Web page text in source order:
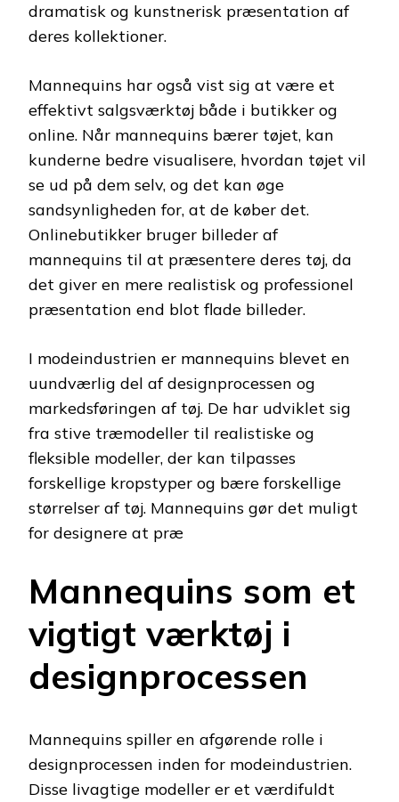
dramatisk og kunstnerisk præsentation af
deres kollektioner.
Mannequins har også vist sig at være et
effektivt salgsværktøj både i butikker og
online. Når mannequins bærer tøjet, kan
kunderne bedre visualisere, hvordan tøjet vil
se ud på dem selv, og det kan øge
sandsynligheden for, at de køber det.
Onlinebutikker bruger billeder af
mannequins til at præsentere deres tøj, da
det giver en mere realistisk og professionel
præsentation end blot flade billeder.
I modeindustrien er mannequins blevet en
uundværlig del af designprocessen og
markedsføringen af tøj. De har udviklet sig
fra stive træmodeller til realistiske og
fleksible modeller, der kan tilpasses
forskellige kropstyper og bære forskellige
størrelser af tøj. Mannequins gør det muligt
for designere at præ
Mannequins som et
vigtigt værktøj i
designprocessen
Mannequins spiller en afgørende rolle i
designprocessen inden for modeindustrien.
Disse livagtige modeller er et værdifuldt